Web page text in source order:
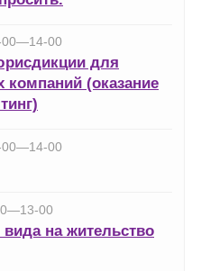
00—14-00
для
компаний (оказание
00—14-00
00
на жительство